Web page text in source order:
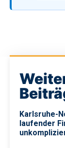
Karlsruhe-
laufender